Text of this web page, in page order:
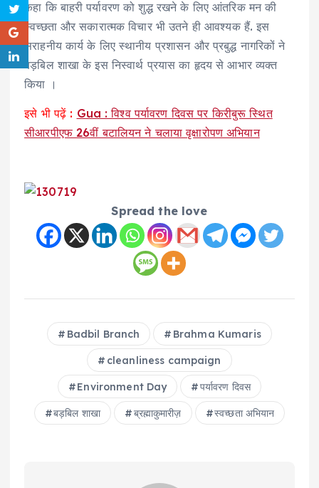
कहा कि बाहरी पर्यावरण को शुद्ध रखने के लिए आंतरिक मन की
स्वच्छता और सकारात्मक विचार भी उतने ही आवश्यक हैं. इस
सराहनीय कार्य के लिए स्थानीय प्रशासन और प्रबुद्ध नागरिकों ने
बड़बिल शाखा के इस निस्वार्थ प्रयास का हृदय से आभार व्यक्त
किया ।
इसे भी पढ़ें : Gua : विश्व पर्यावरण दिवस पर किरीबुरू स्थित
सीआरपीएफ 26वीं बटालियन ने चलाया वृक्षारोपण अभियान
Spread the love
Badbil Branch Brahma Kumaris
cleanliness campaign
Environment Day पर्यावरण दिवस
बड़बिल शाखा ब्रह्माकुमारीज़ स्वच्छता अभियान